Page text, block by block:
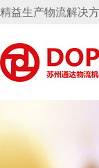
精益生产物流解决方案